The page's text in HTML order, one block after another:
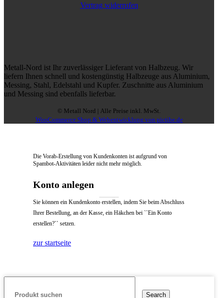
Vertrag widerrufen
Metall-Nord ist Ihr zuverlässiger Lieferant von Halbzeug. Wir
liefern Ihnen schnell und kostengünstig Halbzeuge aus Aluminium,
Messing, Stahl, Edelstahl und Kupfer. Zuschnitte aus Aluminium
und Messing sind ebenfalls lieferbar.
© Metall Nord | Alle Preise inkl. MwSt.
WooCommerce Shop & Webentwicklung von pictibe.de
Die Vorab-Erstellung von Kundenkonten ist aufgrund von
Spambot-Aktivitäten leider nicht mehr möglich.
Konto anlegen
Sie können ein Kundenkonto erstellen, indem Sie beim Abschluss
Ihrer Bestellung, an der Kasse, ein Häkchen bei ``Ein Konto
erstellen?`` setzen.
zur startseite
Search